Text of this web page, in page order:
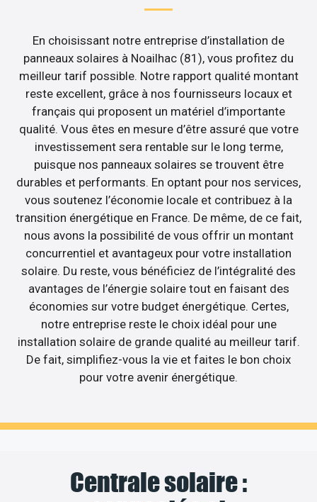
En choisissant notre entreprise d’installation de
panneaux solaires à Noailhac (81), vous profitez du
meilleur tarif possible. Notre rapport qualité montant
reste excellent, grâce à nos fournisseurs locaux et
français qui proposent un matériel d’importante
qualité. Vous êtes en mesure d’être assuré que votre
investissement sera rentable sur le long terme,
puisque nos panneaux solaires se trouvent être
durables et performants. En optant pour nos services,
vous soutenez l’économie locale et contribuez à la
transition énergétique en France. De même, de ce fait,
nous avons la possibilité de vous offrir un montant
concurrentiel et avantageux pour votre installation
solaire. Du reste, vous bénéficiez de l’intégralité des
avantages de l’énergie solaire tout en faisant des
économies sur votre budget énergétique. Certes,
notre entreprise reste le choix idéal pour une
installation solaire de grande qualité au meilleur tarif.
De fait, simplifiez-vous la vie et faites le bon choix
pour votre avenir énergétique.
Centrale solaire :